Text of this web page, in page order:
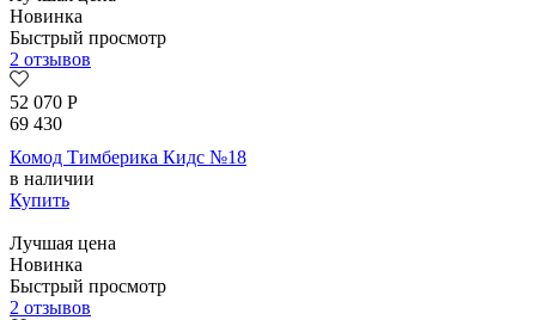
Новинка
Быстрый просмотр
2 отзывов
52 070 Р
69 430
Комод Тимберика Кидс №18
в наличии
Купить
Лучшая цена
Новинка
Быстрый просмотр
2 отзывов